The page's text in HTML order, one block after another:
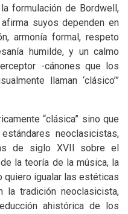
formulación de Bordwell,
suyos dependen en
armonía formal, respeto
humilde, y un calmo
-cánones que los
llaman ‘clásico’”
“clásica” sino que
neoclasicistas,
de siglo XVII sobre el
de la teoría de la música, la
quiero igualar las estéticas
la tradición neoclasicista,
ahistórica de los